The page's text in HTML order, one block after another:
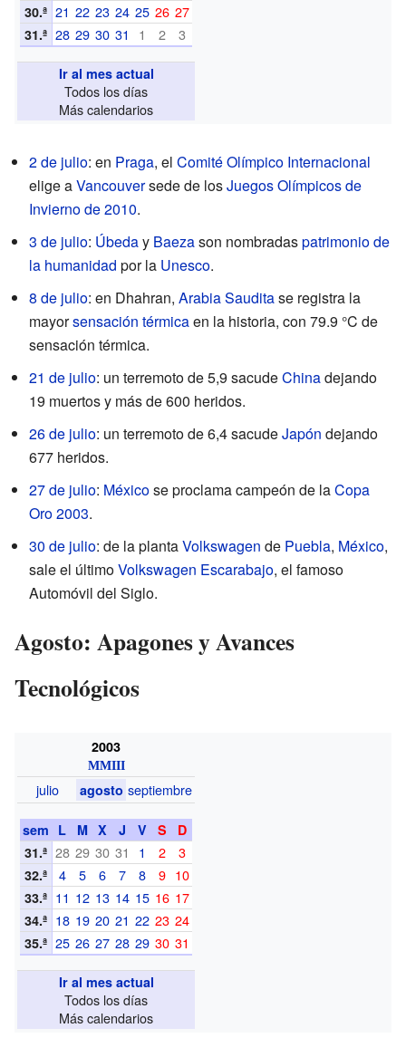
30.ª 21 22 23 24 25 26 27
31.ª 28 29 30 31 1 2 3
Ir al mes actual
Todos los días
Más calendarios
2 de julio: en Praga, el Comité Olímpico Internacional
elige aVancouversede de losJuegos Olímpicos de
Invierno de 2010.
3 de julio: Úbeday Baezason nombradaspatrimonio de
la humanidad por la Unesco.
8 de julio: en Dhahran, Arabia Sauditase registra la
mayorsensación térmicaen la historia, con 79.9 °C de
sensación térmica.
21 de julio: un terremoto de 5,9 sacudeChinadejando
19 muertos y más de 600 heridos.
26 de julio: un terremoto de 6,4 sacudeJapón dejando
677 heridos.
27 de julio: Méxicose proclama campeón de laCopa
Oro 2003.
30 de julio: de la plantaVolkswagen de Puebla, México,
sale el últimoVolkswagen Escarabajo, el famoso
Automóvil del Siglo.
Agosto: Apagones y Avances
Tecnológicos
2003
MMIII
julio agosto septiembre
sem L M X J V S
D
31.ª 28 29 30 31 1 2 3
32.ª 4 5 6 7 8 9 10
33.ª 11 12 13 14 15 16 17
34.ª 18 19 20 21 22 23 24
35.ª 25 26 27 28 29 30 31
Ir al mes actual
Todos los días
Más calendarios